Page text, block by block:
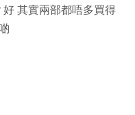
其實兩部都唔多買得